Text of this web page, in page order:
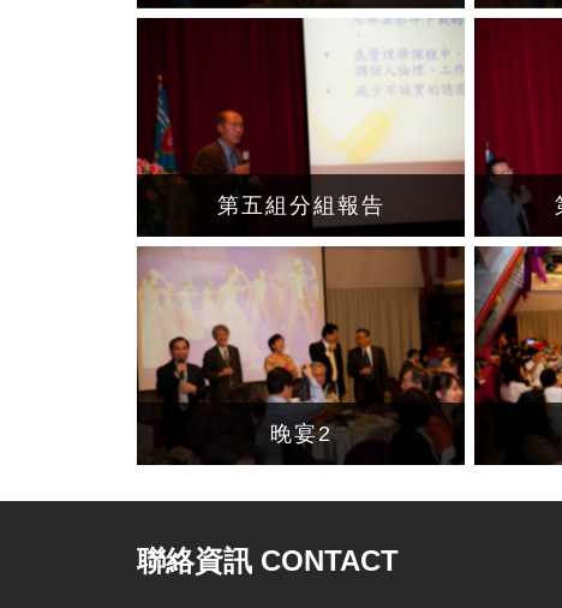
第五組分組報告
晚宴2
聯絡資訊 CONTACT